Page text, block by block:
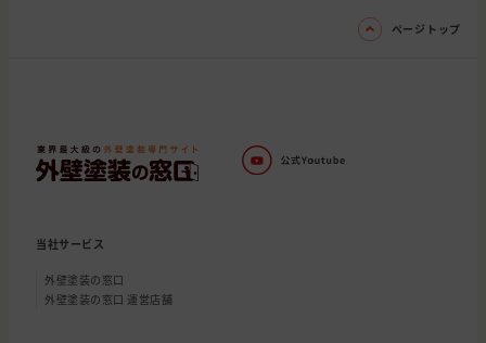
ページトップ
当社サービス
外壁塗装の窓口
外壁塗装の窓口 運営店舗